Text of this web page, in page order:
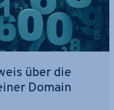
über die
Domain